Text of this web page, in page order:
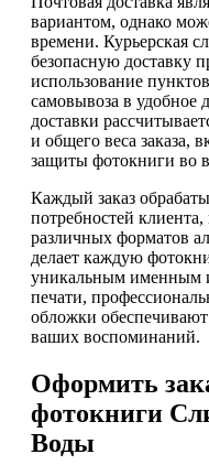
вариантом, однако
времени. Курьерская
безопасную доставку
использование
самовывоза в удобное
доставки
и общего веса заказа,
защиты фотокниги во
Каждый заказ
потребностей
различных форматов
делает каждую
уникальным именным
печати,
обложки обеспечивают
ваших воспоминаний.
Оформить
фотокниги
Воды